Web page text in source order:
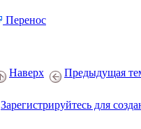
Перенос
Наверх Предыдущая
Зарегистрируйтесь для